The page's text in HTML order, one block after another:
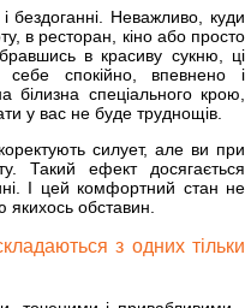
бездоганні. Неважливо, куди
в ресторан, кіно або просто
в красиву сукню, ці
спокійно, впевнено і
білизна спеціального крою,
у вас не буде труднощів.
силует, але ви при
Такий ефект досягається
І цей комфортний стан не
якихось обставин.
з одних тільки